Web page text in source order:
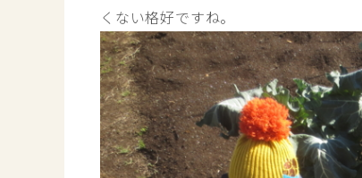
くない格好ですね。